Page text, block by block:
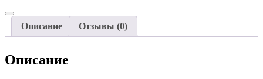
Холмс.
Основной
Курс
Разума.
Описание Отзывы (0)
Описание